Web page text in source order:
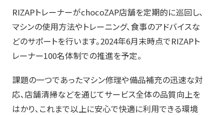
RIZAPトレーナーがchocoZAP店舗を定期的に巡回し、
マシンの使用方法やトレーニング、食事のアドバイスな
どのサポートを行います。2024年6月末時点でRIZAPト
レーナー100名体制での推進を予定​。
課題の一つであったマシン修理や備品補充の迅速な対
応、店舗清掃などを通じてサービス全体の品質向上を
はかり、これまで以上に安心で快適に利用できる環境